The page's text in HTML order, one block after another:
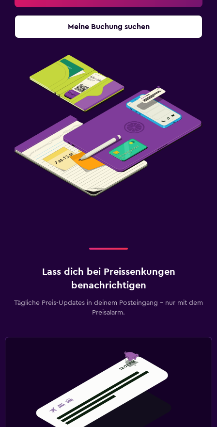
Meine Buchung suchen
Lass dich bei Preissenkungen
benachrichtigen
Tägliche Preis-Updates in deinem Posteingang – nur mit dem
Preisalarm.